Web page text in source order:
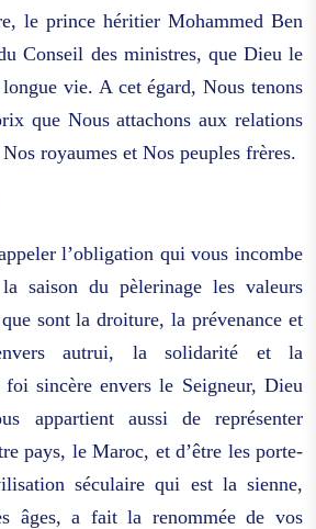
le prince héritier Mohammed Ben
Conseil des ministres, que Dieu le
vie. A cet égard, Nous tenons
que Nous attachons aux relations
royaumes et Nos peuples frères.
l’obligation qui vous incombe
la saison du pèlerinage les valeurs
sont la droiture, la prévenance et
autrui, la solidarité et la
foi sincère envers le Seigneur, Dieu
appartient aussi de représenter
pays, le Maroc, et d’être les porte-
séculaire qui est la sienne,
âges, a fait la renommée de vos